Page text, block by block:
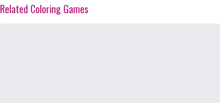
Related Coloring Games